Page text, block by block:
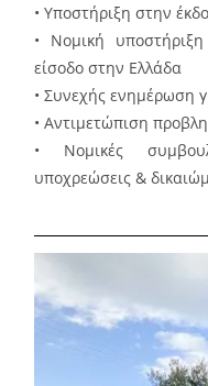
• Υποστήριξη στην
• Νομική
είσοδο στην Ελλάδα
• Συνεχής ενημέρωση
• Αντιμετώπιση
• Νομικές
υποχρεώσεις &